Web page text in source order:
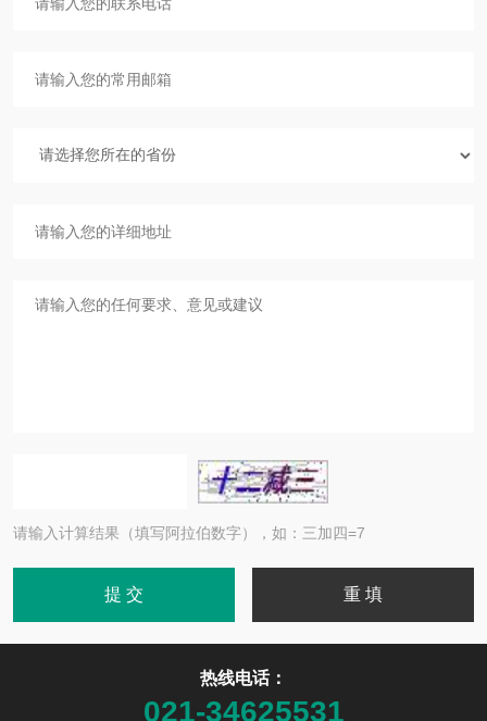
请输入计算结果（填写阿拉伯数字），如：三加四=7
热线电话：
021-34625531